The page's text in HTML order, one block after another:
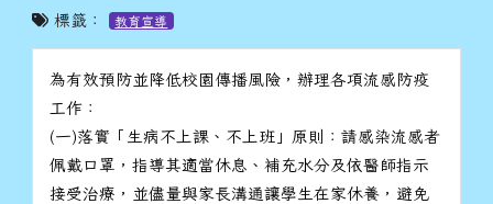
標籤： 教育宣導
為有效預防並降低校園傳播風險，辦理各項流感防疫
工作：
(一)落實「生病不上課、不上班」原則：請感染流感者
佩戴口罩，指導其適當休息、補充水分及依醫師指示
接受治療，並儘量與家長溝通讓學生在家休養，避免